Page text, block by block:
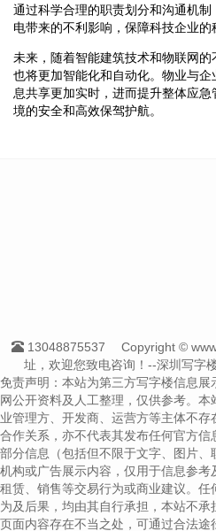
通过科学合理的职责划分和沟通机
电带来的不利影响，保障科技企业的
未来，随着智能建筑技术和物联网
也将更加智能化和自动化。物业与
息共享更加实时，进而提升整体应
境的安全和高效保驾护航。
13048875537
Copyright ©
址，欢迎您致电咨询！--深圳写字
免责声明：本站为第三方写字楼信息
网公开资料及人工整理，仅供参考。
业管理方、开发商、运营方等主体不
合作关系，亦不代表其发布任何官方
部分信息（包括但不限于文字、图片
机构或广告展示内容，仅用于信息参考
租赁、销售等交易行为或商业建议。
为及后果，均由其自行承担，本站不
页面内容存在不当之处，可通过合法